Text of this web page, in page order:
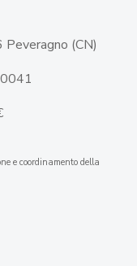
(CN)
e coordinamento della